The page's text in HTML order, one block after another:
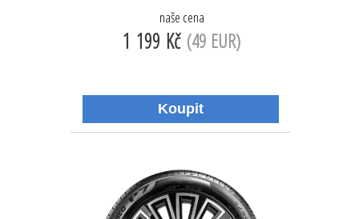
naše cena
1 199 Kč (49 EUR)